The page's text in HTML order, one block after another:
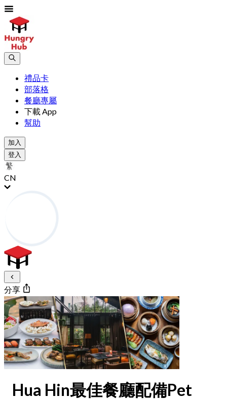
禮品卡
部落格
餐廳專屬
下載 App
幫助
加入
登入
CN
分享
Hua Hin最佳餐廳配備Pet